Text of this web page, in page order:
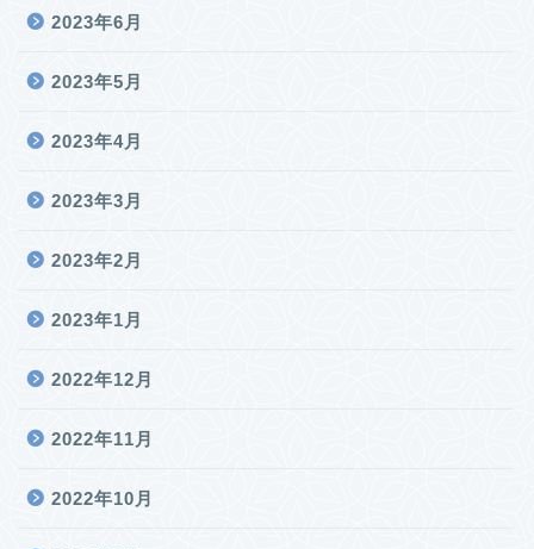
2023年6月
2023年5月
2023年4月
2023年3月
2023年2月
2023年1月
2022年12月
2022年11月
2022年10月